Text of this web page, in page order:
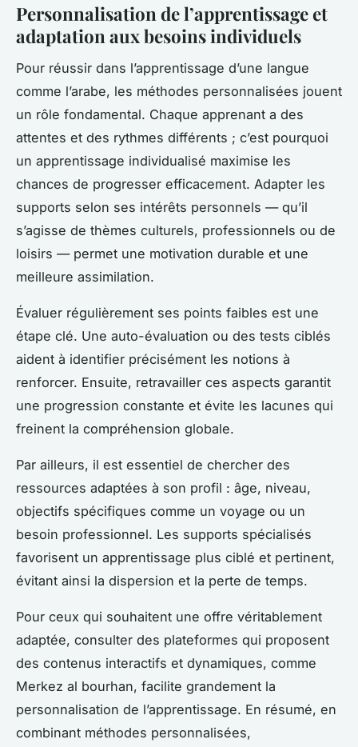
Personnalisation de l’apprentissage et
adaptation aux besoins individuels
Pour réussir dans l’apprentissage d’une langue
comme l’arabe, les méthodes personnalisées jouent
un rôle fondamental. Chaque apprenant a des
attentes et des rythmes différents ; c’est pourquoi
un apprentissage individualisé maximise les
chances de progresser efficacement. Adapter les
supports selon ses intérêts personnels — qu’il
s’agisse de thèmes culturels, professionnels ou de
loisirs — permet une motivation durable et une
meilleure assimilation.
Évaluer régulièrement ses points faibles est une
étape clé. Une auto-évaluation ou des tests ciblés
aident à identifier précisément les notions à
renforcer. Ensuite, retravailler ces aspects garantit
une progression constante et évite les lacunes qui
freinent la compréhension globale.
Par ailleurs, il est essentiel de chercher des
ressources adaptées à son profil : âge, niveau,
objectifs spécifiques comme un voyage ou un
besoin professionnel. Les supports spécialisés
favorisent un apprentissage plus ciblé et pertinent,
évitant ainsi la dispersion et la perte de temps.
Pour ceux qui souhaitent une offre véritablement
adaptée, consulter des plateformes qui proposent
des contenus interactifs et dynamiques, comme
Merkez al bourhan, facilite grandement la
personnalisation de l’apprentissage. En résumé, en
combinant méthodes personnalisées,